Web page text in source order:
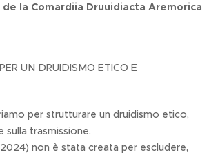
de la Comardiia Druuidiacta Aremorica
UN DRUIDISMO ETICO E
per strutturare un druidismo etico,
trasmissione.
non è stata creata per escludere,